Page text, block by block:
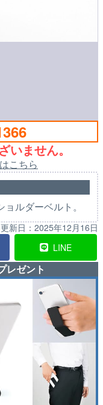
いません。
こちら
ルダーベルト。
新日： 2025年12月16日
LINE
レゼント